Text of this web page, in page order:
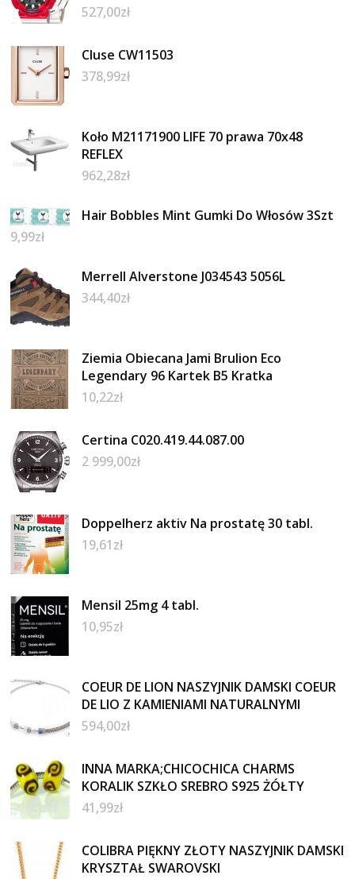
527,00zł
Cluse CW11503
378,99zł
Koło M21171900 LIFE 70 prawa 70x48
REFLEX
962,28zł
Hair Bobbles Mint Gumki Do Włosów 3Szt
9,99zł
Merrell Alverstone J034543 5056L
344,40zł
Ziemia Obiecana Jami Brulion Eco
Legendary 96 Kartek B5 Kratka
10,22zł
Certina C020.419.44.087.00
2 999,00zł
Doppelherz aktiv Na prostatę 30 tabl.
19,61zł
Mensil 25mg 4 tabl.
10,95zł
COEUR DE LION NASZYJNIK DAMSKI COEUR
DE LIO Z KAMIENIAMI NATURALNYMI
594,00zł
INNA MARKA;CHICOCHICA CHARMS
KORALIK SZKŁO SREBRO S925 ŻÓŁTY
41,99zł
COLIBRA PIĘKNY ZŁOTY NASZYJNIK DAMSKI
KRYSZTAŁ SWAROVSKI